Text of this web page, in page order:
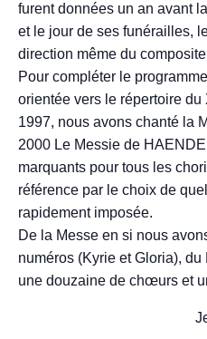
furent données un an avant
et le jour de ses funérailles,
direction même du
Pour compléter le
orientée vers le répertoire du
1997, nous avons chanté la
2000 Le Messie de
marquants pour tous les
référence par le choix de
rapidement imposée.
De la Messe en si nous
numéros (Kyrie et Gloria),
une douzaine de chœurs et